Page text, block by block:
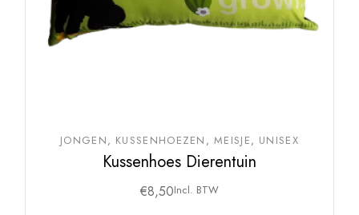
JONGEN KUSSENHOEZEN MEISJE UNISEX
Kussenhoes Dierentuin
€8,50Incl. BTW